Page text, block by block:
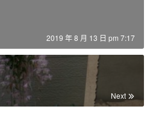
2019 年 8 月 13 日 pm 7:17
Next